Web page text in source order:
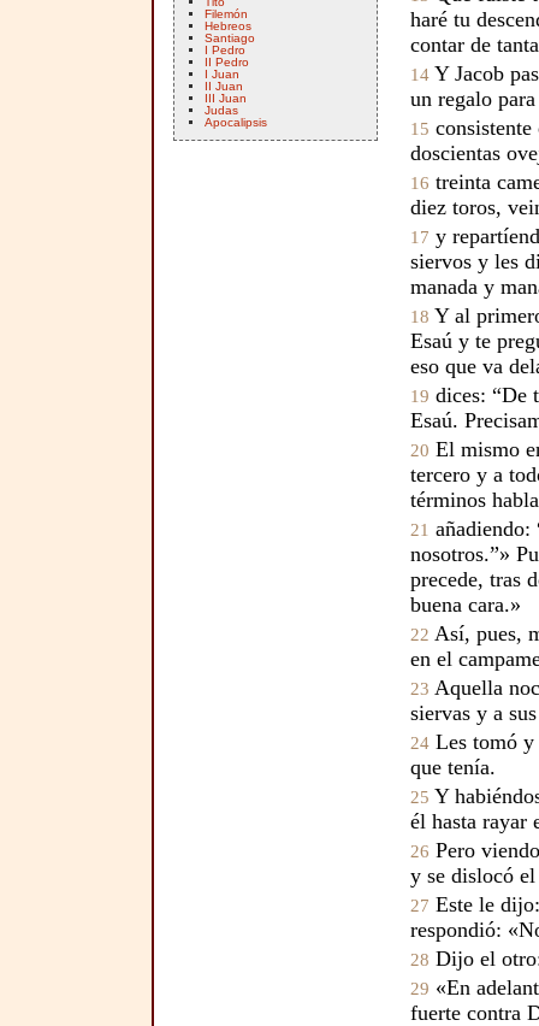
Filemón
Hebreos
Santiago
I Pedro
II Pedro
I Juan
II Juan
III Juan
Judas
Apocalipsis
haré tu
contar de
14 Y Jacob
un regalo
15
doscientas
16 treinta
diez toros,
17 y
siervos y les
manada y
18 Y al
Esaú y te
eso que va
19 dices: “De
Esaú.
20 El mismo
tercero y a
términos
21 añadiendo:
nosotros.”»
precede, tras
buena cara.»
22 Así, pues,
en el
23 Aquella
siervas y a
24 Les tomó y
que tenía.
25 Y
él hasta rayar
26 Pero
y se dislocó
27 Este le
respondió:
28 Dijo el
29 «En
fuerte contra